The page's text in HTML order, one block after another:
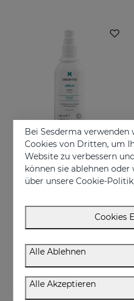
In den Warenkorb
AZELAC Lotion
Bei Sesderma
Cookies von Dritten, um
Website zu verbessern
können sie ablehnen
über unsere Cookie-Politik
Cookies
Alle Ablehnen
Alle Akzeptieren